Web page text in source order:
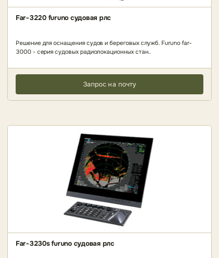
Far-3220 furuno судовая рлс
Решение для оснащения судов и береговых служб. Furuno far-
3000 - серия судовых радиолокационных стан..
Запрос на почту
Far-3230s furuno судовая рлс